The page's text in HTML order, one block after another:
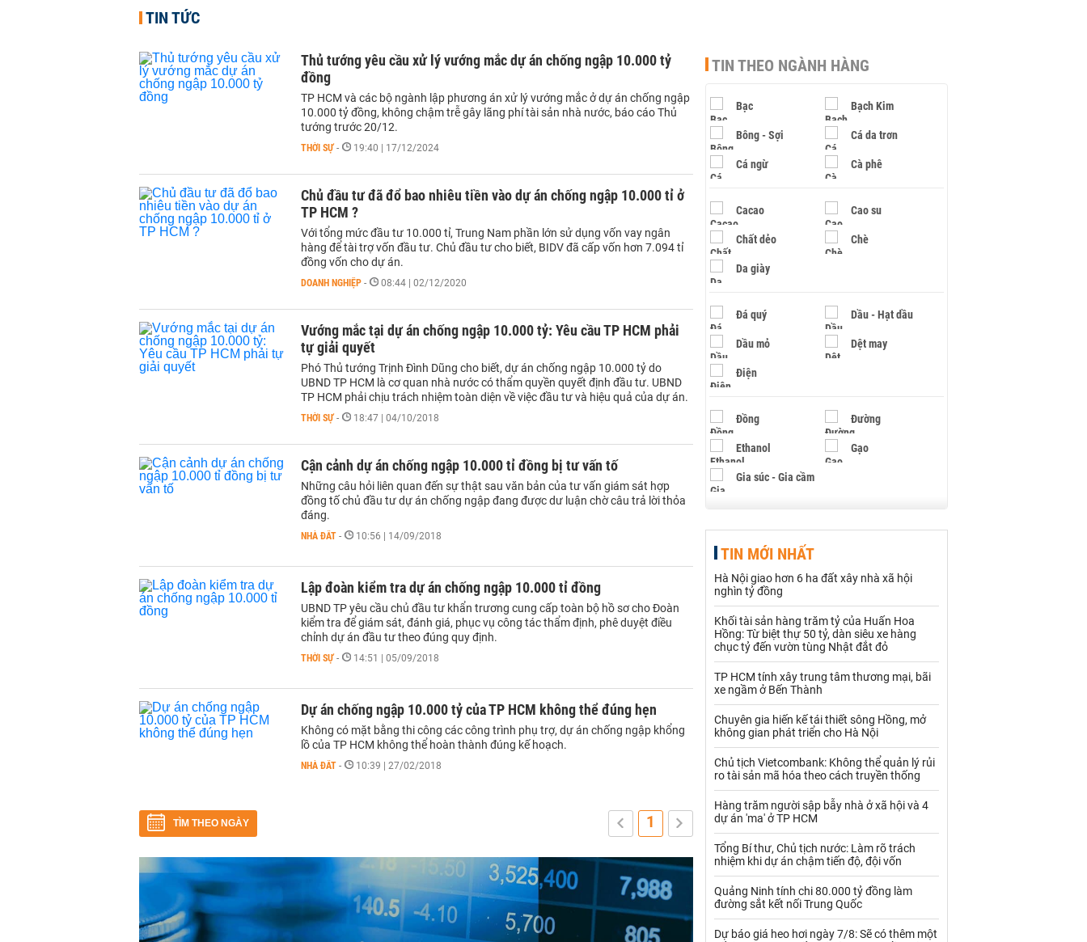
TIN TỨC
Thủ tướng yêu cầu xử lý vướng mắc dự án chống ngập 10.000 tỷ
đồng
TP HCM và các bộ ngành lập phương án xử lý vướng mắc ở dự án chống ngập
10.000 tỷ đồng, không chậm trễ gây lãng phí tài sản nhà nước, báo cáo Thủ
tướng trước 20/12.
THỜI SỰ - 19:40 | 17/12/2024
Chủ đầu tư đã đổ bao nhiêu tiền vào dự án chống ngập 10.000 tỉ ở
TP HCM ?
Với tổng mức đầu tư 10.000 tỉ, Trung Nam phần lớn sử dụng vốn vay ngân
hàng để tài trợ vốn đầu tư. Chủ đầu tư cho biết, BIDV đã cấp vốn hơn 7.094 tỉ
đồng vốn cho dự án.
DOANH NGHIỆP - 08:44 | 02/12/2020
Vướng mắc tại dự án chống ngập 10.000 tỷ: Yêu cầu TP HCM phải
tự giải quyết
Phó Thủ tướng Trịnh Đình Dũng cho biết, dự án chống ngập 10.000 tỷ do
UBND TP HCM là cơ quan nhà nước có thẩm quyền quyết định đầu tư. UBND
TP HCM phải chịu trách nhiệm toàn diện về việc đầu tư và hiệu quả của dự án.
THỜI SỰ - 18:47 | 04/10/2018
Cận cảnh dự án chống ngập 10.000 tỉ đồng bị tư vấn tố
Những câu hỏi liên quan đến sự thật sau văn bản của tư vấn giám sát hợp
đồng tố chủ đầu tư dự án chống ngập đang được dư luận chờ câu trả lời thỏa
đáng.
NHÀ ĐẤT - 10:56 | 14/09/2018
Lập đoàn kiểm tra dự án chống ngập 10.000 tỉ đồng
UBND TP yêu cầu chủ đầu tư khẩn trương cung cấp toàn bộ hồ sơ cho Đoàn
kiểm tra để giám sát, đánh giá, phục vụ công tác thẩm định, phê duyệt điều
chỉnh dự án đầu tư theo đúng quy định.
THỜI SỰ - 14:51 | 05/09/2018
Dự án chống ngập 10.000 tỷ của TP HCM không thể đúng hẹn
Không có mặt bằng thi công các công trình phụ trợ, dự án chống ngập khổng
lồ của TP HCM không thể hoàn thành đúng kế hoạch.
NHÀ ĐẤT - 10:39 | 27/02/2018
TÌM THEO NGÀY 1
TIN THEO NGÀNH HÀNG
Bạc Bạch Kim
Bông - Sợi Cá da trơn
Cá ngừ Cà phê
Cacao Cao su
Chất dẻo Chè
Da giày
Đá quý Dầu - Hạt dầu
Dầu mỏ Dệt may
Điện
Đồng Đường
Ethanol Gạo
Gia súc - Gia cầm
Hạt điều
Khí đốt
Kim loại khác Mắc ca
Muối
Nhựa - Hạt nhựa
Palladium Phân bón
Rau - Củ -Quả Sắt thép
Sữa
Than Thức ăn chăn nuôi
Thủy hải sản khác Tôm
Vàng
TIN MỚI NHẤT
Hà Nội giao hơn 6 ha đất xây nhà xã hội
nghìn tỷ đồng
Khối tài sản hàng trăm tỷ của Huấn Hoa
Hồng: Từ biệt thự 50 tỷ, dàn siêu xe hàng
chục tỷ đến vườn tùng Nhật đắt đỏ
TP HCM tính xây trung tâm thương mại, bãi
xe ngầm ở Bến Thành
Chuyên gia hiến kế tái thiết sông Hồng, mở
không gian phát triển cho Hà Nội
Chủ tịch Vietcombank: Không thể quản lý rủi
ro tài sản mã hóa theo cách truyền thống
Hàng trăm người sập bẫy nhà ở xã hội và 4
dự án 'ma' ở TP HCM
Tổng Bí thư, Chủ tịch nước: Làm rõ trách
nhiệm khi dự án chậm tiến độ, đội vốn
Quảng Ninh tính chi 80.000 tỷ đồng làm
đường sắt kết nối Trung Quốc
Dự báo giá heo hơi ngày 7/8: Sẽ có thêm một